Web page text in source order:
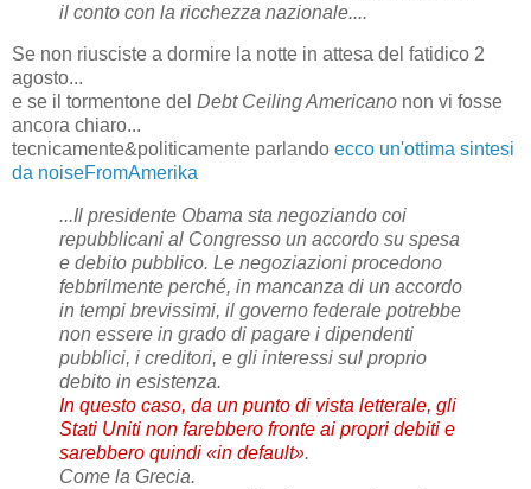
il conto con la ricchezza nazionale....
Se non riusciste a dormire la notte in attesa del fatidico 2
agosto...
e se il tormentone del Debt Ceiling Americano non vi fosse
ancora chiaro...
tecnicamente&politicamente parlando ecco un'ottima sintesi
da noiseFromAmerika
...Il presidente Obama sta negoziando coi
repubblicani al Congresso un accordo su spesa
e debito pubblico. Le negoziazioni procedono
febbrilmente perché, in mancanza di un accordo
in tempi brevissimi, il governo federale potrebbe
non essere in grado di pagare i dipendenti
pubblici, i creditori, e gli interessi sul proprio
debito in esistenza.
In questo caso, da un punto di vista letterale, gli
Stati Uniti non farebbero fronte ai propri debiti e
sarebbero quindi «in default».
Come la Grecia.